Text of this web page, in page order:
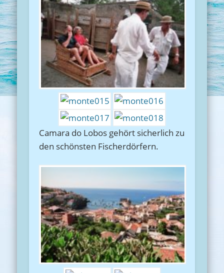
Camara do Lobos gehört sicherlich zu
den schönsten Fischerdörfern.